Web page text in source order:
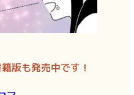
版も発売中です！